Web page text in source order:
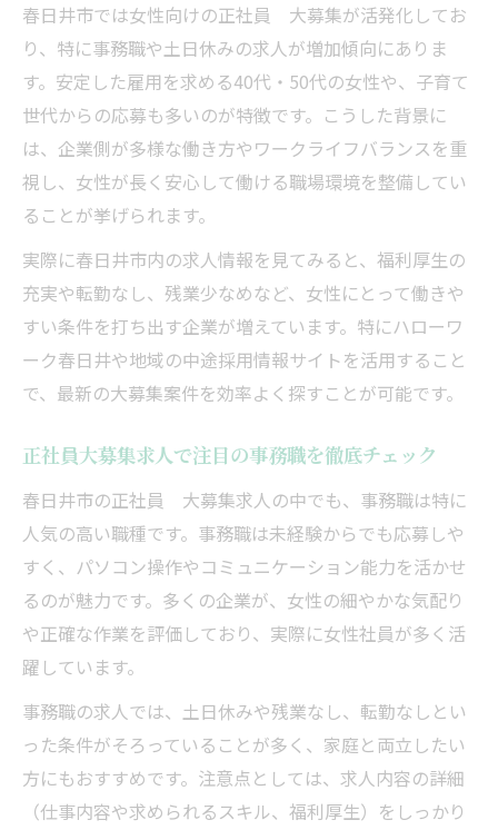
女性に安心な春日井市正社員大募集の魅力
解説
正社員大募集で叶う春日井市の安定就職条
件
春日井市女性向け正社員大募集求人の選び
方
点
春日井市正社員大募集で福利厚生の充実を
実現
春日井市内で土日休み希望の方に最適な募集
へ
春日井市女性向け土日休み正社員大募集特
集
正社員大募集求人で見つかる土日休みの魅
力
春日井市正社員大募集で休日重視の求人選
び
ワークライフバランス重視の正社員大募集
情報
中途採用活動に役立つ春日井の求人選び
中途採用向け正社員大募集求人選びのコツ
春日井市では女性向けの正社員 大募集が活発化してお
り、特に事務職や土日休みの求人が増加傾向にありま
す。安定した雇用を求める40代・50代の女性や、子育て
世代からの応募も多いのが特徴です。こうした背景に
は、企業側が多様な働き方やワークライフバランスを重
視し、女性が長く安心して働ける職場環境を整備してい
ることが挙げられます。
実際に春日井市内の求人情報を見てみると、福利厚生の
充実や転勤なし、残業少なめなど、女性にとって働きや
すい条件を打ち出す企業が増えています。特にハローワ
ーク春日井や地域の中途採用情報サイトを活用すること
で、最新の大募集案件を効率よく探すことが可能です。
正社員大募集求人で注目の事務職を徹底チェック
春日井市の正社員 大募集求人の中でも、事務職は特に
人気の高い職種です。事務職は未経験からでも応募しや
すく、パソコン操作やコミュニケーション能力を活かせ
るのが魅力です。多くの企業が、女性の細やかな気配り
や正確な作業を評価しており、実際に女性社員が多く活
躍しています。
事務職の求人では、土日休みや残業なし、転勤なしとい
った条件がそろっていることが多く、家庭と両立したい
方にもおすすめです。注意点としては、求人内容の詳細
（仕事内容や求められるスキル、福利厚生）をしっかり